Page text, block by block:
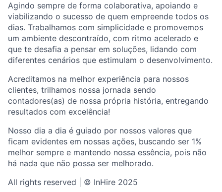
Agindo sempre de forma colaborativa, apoiando e
viabilizando o sucesso de quem empreende todos os
dias. Trabalhamos com simplicidade e promovemos
um ambiente descontraído, com ritmo acelerado e
que te desafia a pensar em soluções, lidando com
diferentes cenários que estimulam o desenvolvimento.
Acreditamos na melhor experiência para nossos
clientes, trilhamos nossa jornada sendo
contadores(as) de nossa própria história, entregando
resultados com excelência!
Nosso dia a dia é guiado por nossos valores que
ficam evidentes em nossas ações, buscando ser 1%
melhor sempre e mantendo nossa essência, pois não
há nada que não possa ser melhorado.
All rights reserved | © InHire 2025